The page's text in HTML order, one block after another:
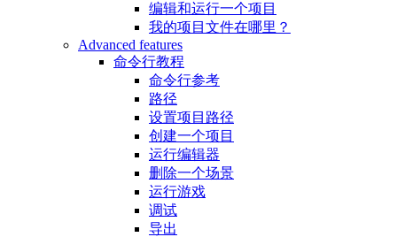
编辑和运行一个项目
我的项目文件在哪里？
Advanced features
命令行教程
命令行参考
路径
设置项目路径
创建一个项目
运行编辑器
删除一个场景
运行游戏
调试
导出